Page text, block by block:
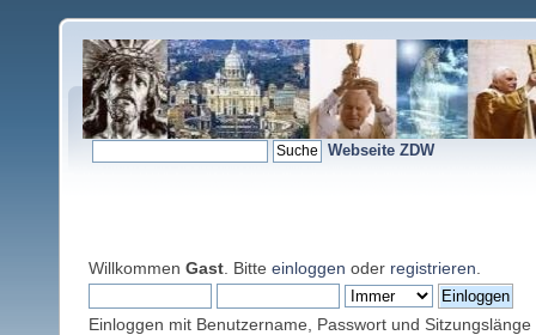
Webseite ZDW
Willkommen Gast . Bitte einloggen oder registrieren
Einloggen mit Benutzername, Passwort und Sitzungslänge